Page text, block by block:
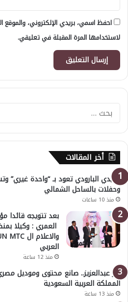
احفظ اسمي، بريدي الإلكتروني،
لاستخدامها المرة المقبلة في تعليقي.
أخر المقالات
هايدي البارودي تعود بـ “واحدة غيري”
وحفلات بالساحل الشمالي
منذ 10 ساعات
بعد تتويجه قائدا
العمري : وكيلا
العربي
منذ 12 ساعة
بدر عبدالعزيز.. صانع محتوى وموديل
المملكة العربية السعودية
منذ 13 ساعة